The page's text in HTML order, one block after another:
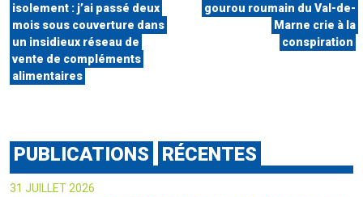
isolement : j’ai passé deux
mois sous couverture dans
un insidieux réseau de
vente de compléments
alimentaires
gourou roumain du Val-de-
Marne crie à la
conspiration
PUBLICATIONS RÉCENTES
31 JUILLET 2026